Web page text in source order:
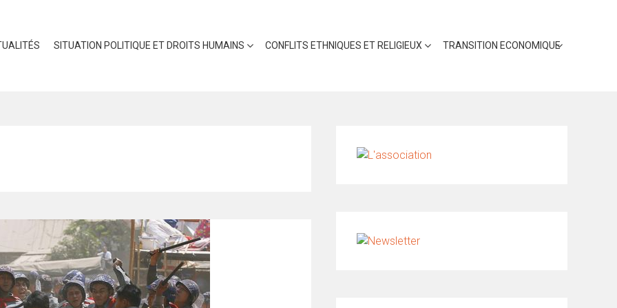
SITUATION POLITIQUE ET DROITS HUMAINS CONFLITS ETHNIQUES ET RELIGIEUX TRANSITION ECONOMIQUE